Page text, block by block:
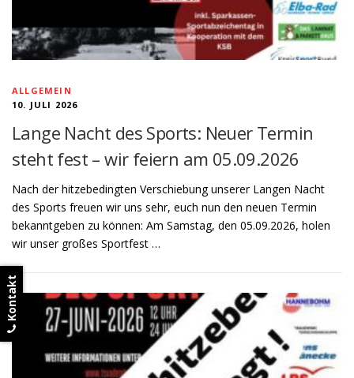
ALLGEMEIN
10. JULI 2026
Lange Nacht des Sports: Neuer Termin
steht fest – wir feiern am 05.09.2026
Nach der hitzebedingten Verschiebung unserer Langen Nacht
des Sports freuen wir uns sehr, euch nun den neuen Termin
bekanntgeben zu können: Am Samstag, den 05.09.2026, holen
wir unser großes Sportfest …
Kontakt